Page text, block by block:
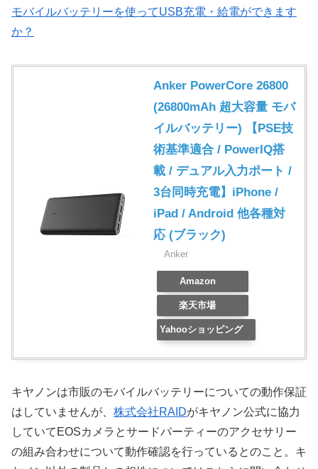
モバイルバッテリーを使ってUSB充電・給電ができます
か？
Anker PowerCore 26800
(26800mAh 超大容量 モバ
イルバッテリー) 【PSE技
術基準適合 / PowerIQ搭
載 / デュアル入力ポート /
3台同時充電】iPhone /
iPad / Android 他各種対
応 (ブラック)
Anker
Amazon
楽天市場
Yahooショッピング
キヤノンは市販のモバイルバッテリーについての動作保証
はしていませんが、 株式会社RAIDがキヤノン公式に協力
していてEOSカメラとサードパーティーのアクセサリー
の組み合わせについて動作確認を行っているとのこと。キ